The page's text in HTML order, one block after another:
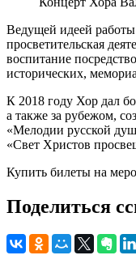
Ведущей идеей работы
просветительская
воспитание
исторических,
К 2018 году Хор дал
а также за рубежом,
«Мелодии русской
«Свет Христов
Купить билеты на
Поделиться